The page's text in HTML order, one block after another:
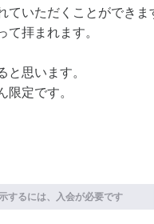
いただくことができま
拝まれます。
と思います。
定です。
するには、入会が必要です